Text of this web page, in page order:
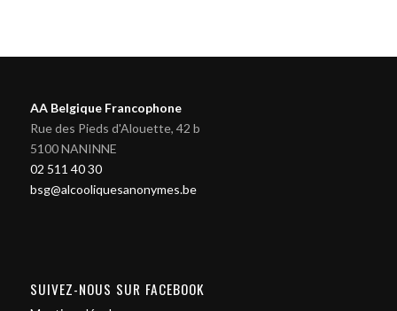
AA Belgique Francophone
Rue des Pieds d'Alouette, 42 b
5100 NANINNE
02 511 40 30
bsg@alcooliquesanonymes.be
SUIVEZ-NOUS SUR FACEBOOK